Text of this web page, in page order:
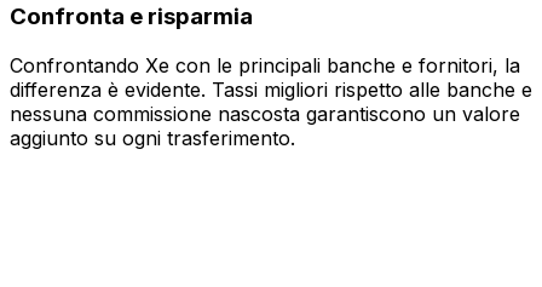
Confronta e risparmia
Confrontando Xe con le principali banche e fornitori, la
differenza è evidente. Tassi migliori rispetto alle banche e
nessuna commissione nascosta garantiscono un valore
aggiunto su ogni trasferimento.